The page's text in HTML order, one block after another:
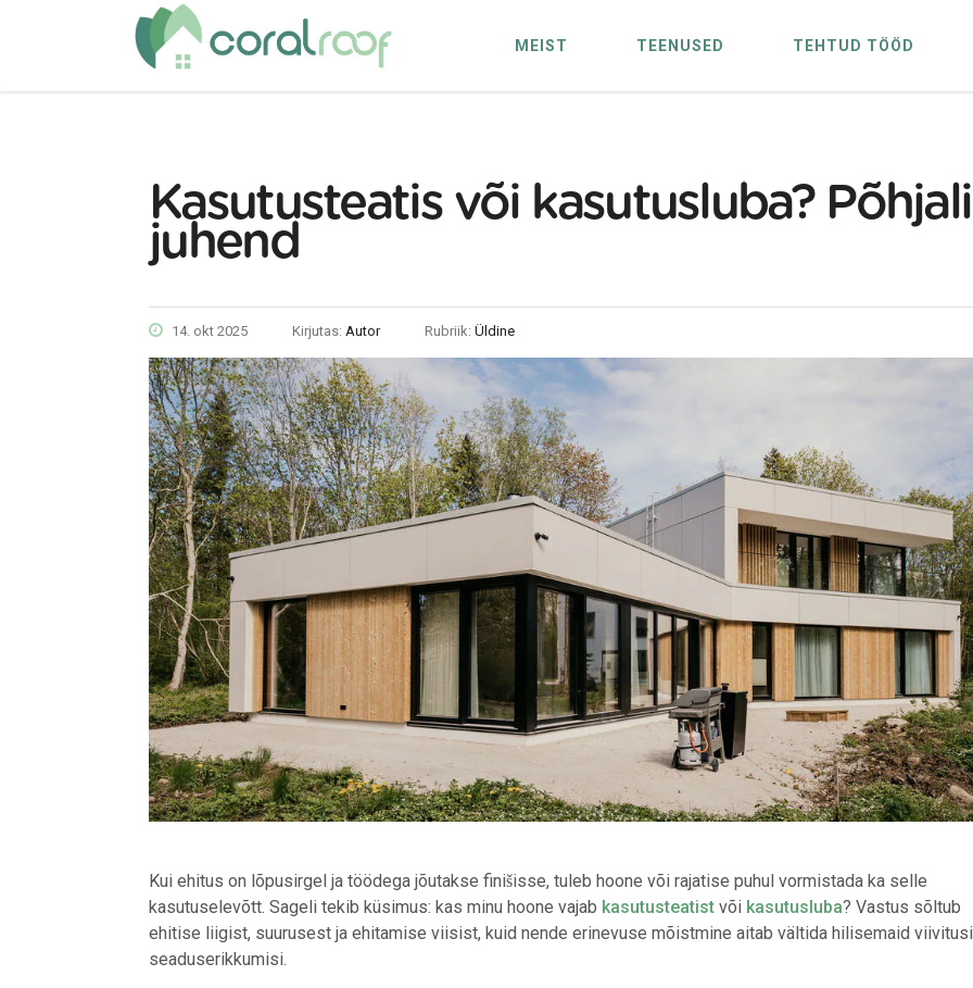
MEIST TEENUSED TEHTUD TÖÖD
Kasutusteatis või kasutusluba?
juhend
14. okt 2025 Kirjutas: Autor Rubriik: Üldine
Kui ehitus on lõpusirgel ja töödega jõutakse finišisse, tuleb hoone või rajatise puhul vormistada ka selle
kasutuselevõtt. Sageli tekib küsimus: kas minu hoone vajab kasutusteatist või kasutusluba? Vastus sõltub
ehitise liigist, suurusest ja ehitamise viisist, kuid nende erinevuse mõistmine aitab vältida hilisemaid
seaduserikkumisi.